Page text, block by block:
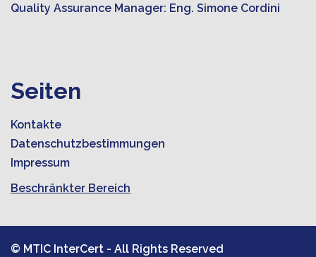
Quality Assurance Manager: Eng. Simone Cordini
Seiten
Kontakte
Datenschutzbestimmungen
Impressum
Beschränkter Bereich
© MTIC InterCert - All Rights Reserved